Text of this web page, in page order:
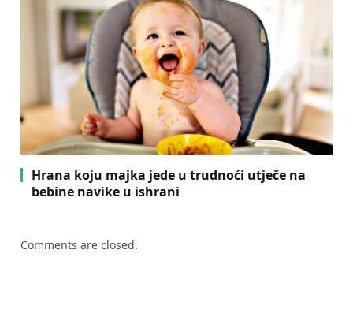
Hrana koju majka jede u trudnoći utječe na
bebine navike u ishrani
Comments are closed.